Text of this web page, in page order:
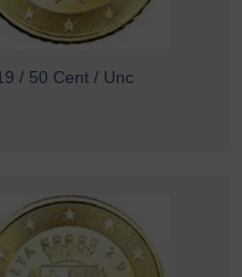
/ 50 Cent / Unc